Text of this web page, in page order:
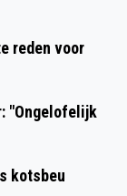
reden voor
"Ongelofelijk
kotsbeu